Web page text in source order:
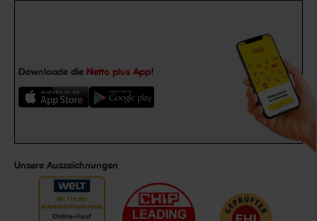
Downloade die Netto plus App!
Unsere Auszeichnungen